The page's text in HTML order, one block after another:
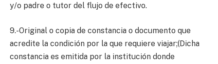
y/o padre o tutor del flujo de efectivo.
9.-Original o copia de constancia o documento que
acredite la condición por la que requiere viajar;(Dicha
constancia es emitida por la institución donde